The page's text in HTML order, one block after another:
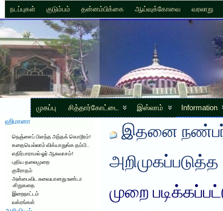
நடப்புகள் குடும்பம் தன்னம்பிக்கை ஆய்வுக்கோவை வரலாறு
முகப்பு சித்தார்கோட்டை இஸ்லாம் Information
ஹிமானா
நெஞ்சைப் பிளந்த அந்தக் கொடூரம்!
கதையெல்லாம் விக்யாதுங்க தம்பி..
எதிர்பாராமல் ஓர் ஆசுவாசம்!
புதிய தலைமுறை
குரோதம்
அன்பைவிட சுவையானது உண்டா
-சிறுகதை
இறைநாட்டம்
வக்ரங்கள்
இதனை
அறிமுகப்படுத்த
முறை